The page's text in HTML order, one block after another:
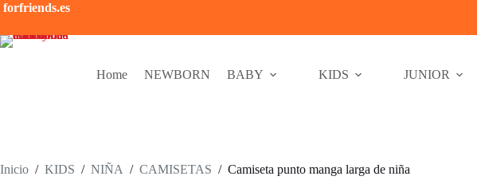
Saltar
contenido
forfriends.es
Home NEWBORN BABY KIDS JUNIOR
Inicio / KIDS / NIÑA / CAMISETAS / Camiseta punto manga larga de niña